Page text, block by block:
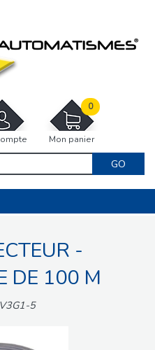
Mon panier
0
GO
-
DE 100 M
5